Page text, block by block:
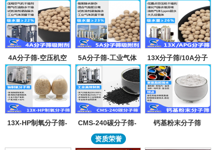
吸附剂
4A分子筛-空压机空
气气体吸水干燥颗粒-
溶剂试剂深度除水分
子筛吸附球
5A分子筛-工业气体
吸附纯化-溶剂深度除
水-混合气吸附分离
13X分子筛/10A分子
筛-lpglng燃气干燥除
异味除杂-空气低露点
干燥
13X-HP制氧分子筛-
筛95氧浓度-制氧钠分
CMS-240碳分子筛-
工业制氮机吸附剂炭
分子筛-99.999%浓度
钙基粉末分子筛
资质荣誉